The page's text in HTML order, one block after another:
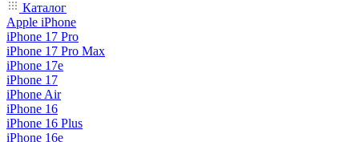
Каталог
Apple iPhone
iPhone 17 Pro
iPhone 17 Pro Max
iPhone 17e
iPhone 17
iPhone Air
iPhone 16
iPhone 16 Plus
iPhone 16e